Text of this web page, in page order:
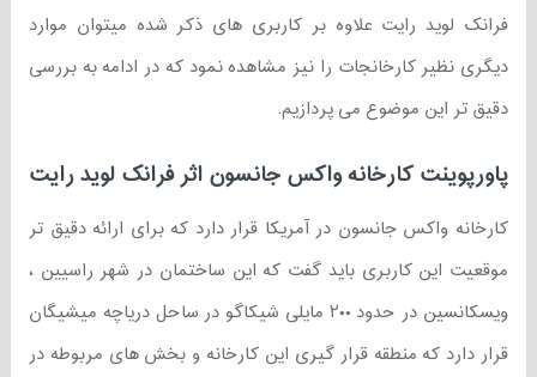
فرانک لوید رایت علاوه بر کاربری های ذکر شده میتوان موارد
دیگری نظیر کارخانجات را نیز مشاهده نمود که در ادامه به بررسی
دقیق تر این موضوع می پردازیم.
پاورپوینت کارخانه واکس جانسون اثر فرانک لوید رایت
کارخانه واکس جانسون در آمریکا قرار دارد که برای ارائه دقیق تر
موقعیت این کاربری باید گفت که این ساختمان در شهر راسیین ،
ویسکانسین در حدود ۲۰۰ مایلی شیکاگو در ساحل دریاچه میشیگان
قرار دارد که منطقه قرار گیری این کارخانه و بخش های مربوطه در